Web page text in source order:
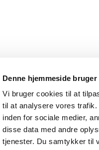
Denne hjemmeside
Vi bruger cookies til at
til at analysere vores
inden for sociale medier,
disse data med andre
tjenester. Du samtykker til